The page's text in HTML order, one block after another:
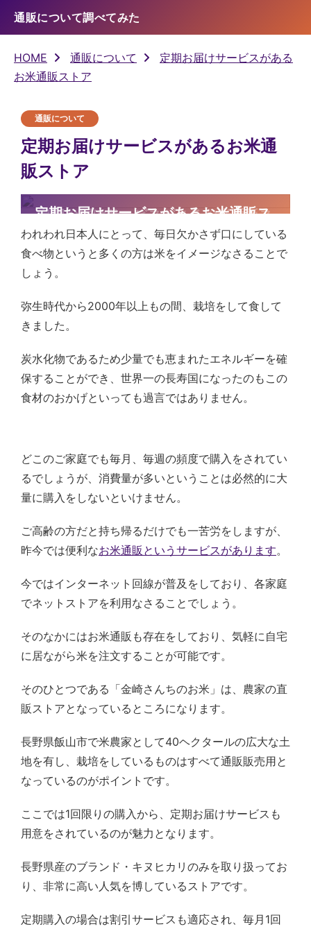
通販について調べてみた
HOME 通販について
定期お届けサービスがある
お米通販ストア
通販について
定期お届けサービスがあるお米通
販ストア
定期お届けサービスがあるお米通販ス
トア
われわれ日本人にとって、毎日欠かさず口にしている
食べ物というと多くの方は米をイメージなさることで
しょう。
弥生時代から2000年以上もの間、栽培をして食して
きました。
炭水化物であるため少量でも恵まれたエネルギーを確
保することができ、世界一の長寿国になったのもこの
食材のおかげといっても過言ではありません。
どこのご家庭でも毎月、毎週の頻度で購入をされてい
るでしょうが、消費量が多いということは必然的に大
量に購入をしないといけません。
ご高齢の方だと持ち帰るだけでも一苦労をしますが、
昨今では便利なお米通販というサービスがあります。
今ではインターネット回線が普及をしており、各家庭
でネットストアを利用なさることでしょう。
そのなかにはお米通販も存在をしており、気軽に自宅
に居ながら米を注文することが可能です。
そのひとつである「金崎さんちのお米」は、農家の直
販ストアとなっているところになります。
長野県飯山市で米農家として40ヘクタールの広大な土
地を有し、栽培をしているものはすべて通販販売用と
なっているのがポイントです。
ここでは1回限りの購入から、定期お届けサービスも
用意をされているのが魅力となります。
長野県産のブランド・キヌヒカリのみを取り扱ってお
り、非常に高い人気を博しているストアです。
定期購入の場合は割引サービスも適応され、毎月1回